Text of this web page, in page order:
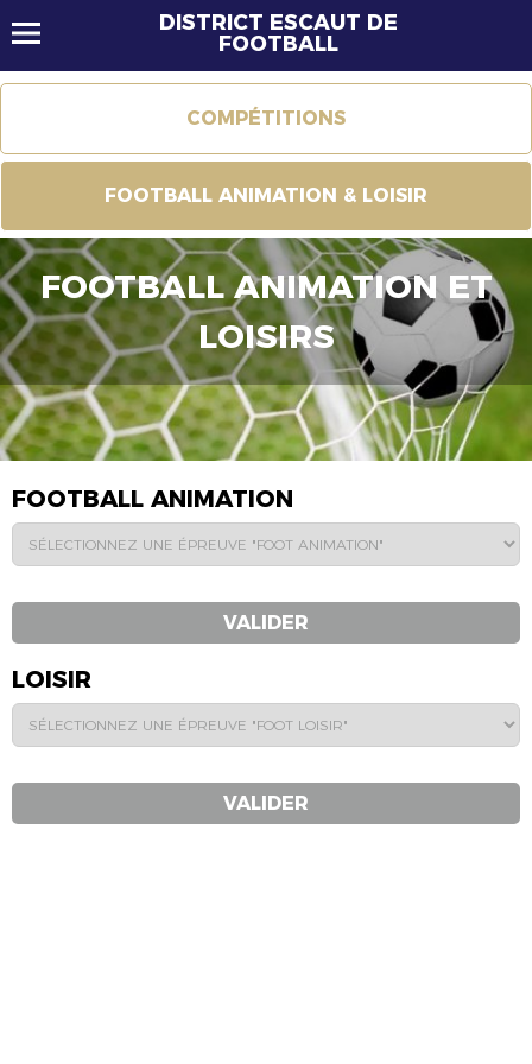
DISTRICT ESCAUT DE
FOOTBALL
COMPÉTITIONS
FOOTBALL ANIMATION & LOISIR
FOOTBALL ANIMATION ET
LOISIRS
FOOTBALL ANIMATION
VALIDER
LOISIR
VALIDER